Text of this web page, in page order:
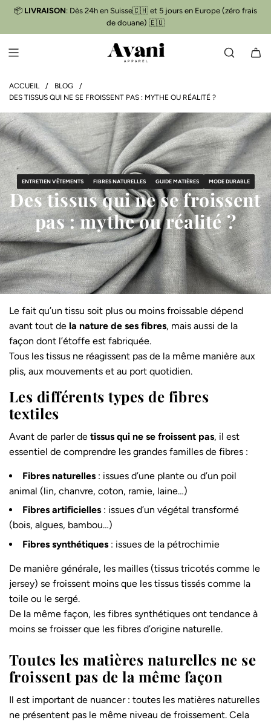
S
C
O
N
T
E
N
U
📦 LIVRAISON: Dès 24h en Suisse🇨🇭 et 5 jours en Europe (zéro frais
de douane) 🇪🇺
ACCUEIL / BLOG
/
DES TISSUS QUI NE SE FROISSENT PAS : MYTHE OU RÉALITÉ ?
ENTRETIEN VÊTEMENTS FIBRES NATURELLES GUIDE MATIÈRES MODE DURABLE
Des tissus qui ne se froissent
pas : mythe ou réalité ?
Le fait qu’un tissu soit plus ou moins froissable dépend
avant tout de la nature de ses fibres, mais aussi de la
façon dont l’étoffe est fabriquée.
Tous les tissus ne réagissent pas de la même manière aux
plis, aux mouvements et au port quotidien.
Les différents types de fibres
textiles
Avant de parler de tissus qui ne se froissent pas, il est
essentiel de comprendre les grandes familles de fibres :
Fibres naturelles : issues d’une plante ou d’un poil
animal (lin, chanvre, coton, ramie, laine…)
Fibres artificielles : issues d’un végétal transformé
(bois, algues, bambou…)
Fibres synthétiques : issues de la pétrochimie
De manière générale, les mailles (tissus tricotés comme le
jersey) se froissent moins que les tissus tissés comme la
toile ou le sergé.
De la même façon, les fibres synthétiques ont tendance à
moins se froisser que les fibres d’origine naturelle.
Toutes les matières naturelles ne se
froissent pas de la même façon
Il est important de nuancer : toutes les matières naturelles
ne présentent pas le même niveau de froissement. Cela